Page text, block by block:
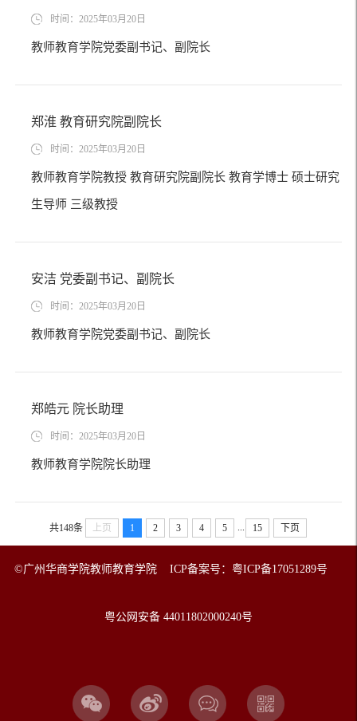
时间：2025年03月20日
教师教育学院党委副书记、副院长
郑淮 教育研究院副院长
时间：2025年03月20日
教师教育学院教授 教育研究院副院长 教育学博士 硕士研究
生导师 三级教授
安洁 党委副书记、副院长
时间：2025年03月20日
教师教育学院党委副书记、副院长
郑皓元 院长助理
时间：2025年03月20日
教师教育学院院长助理
共148条 上页 1 2 3 4 5 ... 15 下页
©广州华商学院教师教育学院 ICP备案号：粤ICP备17051289号
粤公网安备 44011802000240号